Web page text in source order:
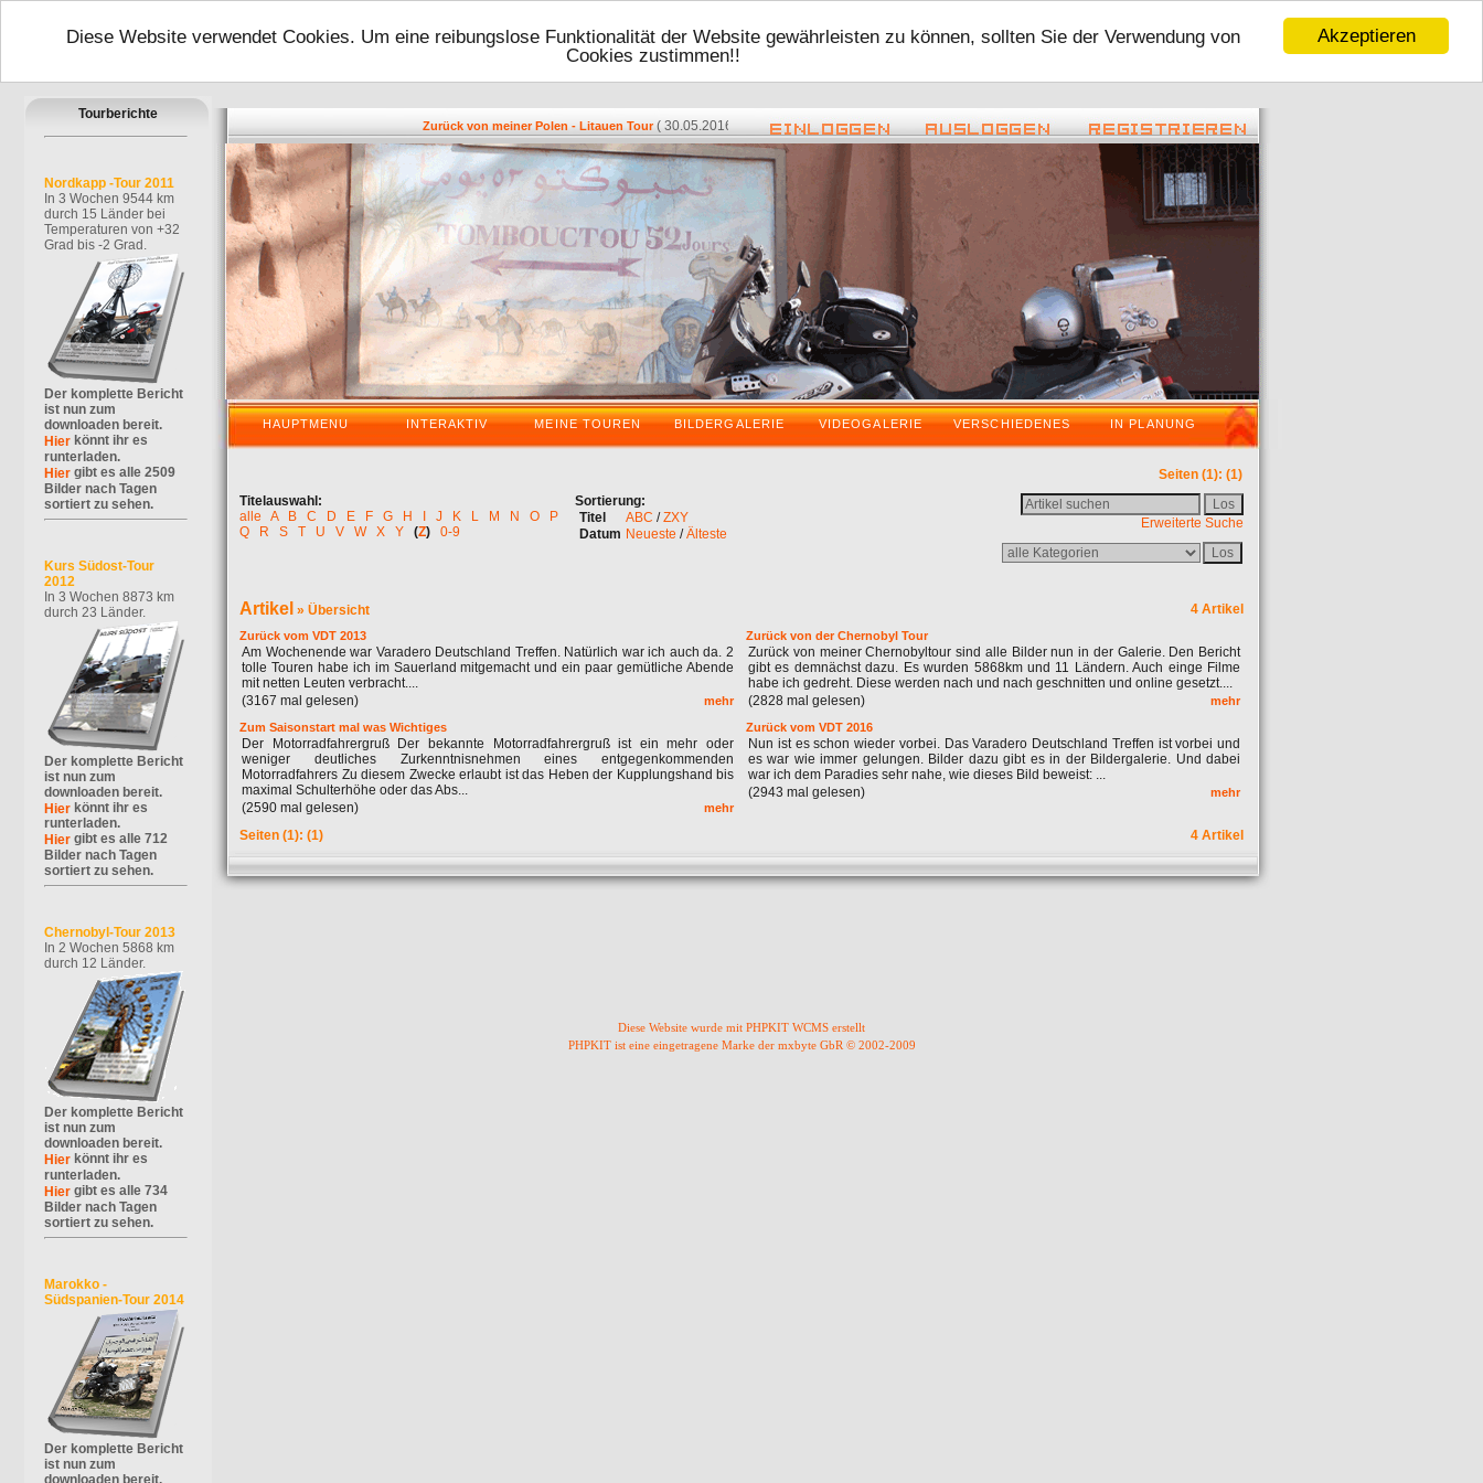
Akzeptieren
Diese Website verwendet Cookies. Um eine reibungslose Funktionalität der Website gewährleisten zu können, sollten Sie der Verwendung von
Cookies zustimmen!!
Zurück von meiner Polen - Litauen Tour( 30.05.2016 - 17:48 ) -Zurück vom VDT 2016 ( 08.05.2016 - 22:45 ) -Tour 2016( 06.01.2016 - 16:59 ) -
HAUPTMENU INTERAKTIV MEINE TOUREN BILDERGALERIE VIDEOGALERIE VERSCHIEDENES IN PLANUNG
Tourberichte
Nordkapp -Tour 2011
In 3 Wochen 9544 km
durch 15 Länder bei
Temperaturen von +32
Grad bis -2 Grad.
Der komplette Bericht
ist nun zum
downloaden bereit.
Hier könnt ihr es
runterladen.
Hier gibt es alle 2509
Bilder nach Tagen
sortiert zu sehen.
Kurs Südost-Tour
2012
In 3 Wochen 8873 km
durch 23 Länder.
Der komplette Bericht
ist nun zum
downloaden bereit.
Hier könnt ihr es
runterladen.
Hier gibt es alle 712
Bilder nach Tagen
sortiert zu sehen.
Chernobyl-Tour 2013
In 2 Wochen 5868 km
durch 12 Länder.
Der komplette Bericht
ist nun zum
downloaden bereit.
Hier könnt ihr es
runterladen.
Hier gibt es alle 734
Bilder nach Tagen
sortiert zu sehen.
Marokko -
Südspanien-Tour 2014
Der komplette Bericht
ist nun zum
downloaden bereit.
Seiten (1): (1)
Titelauswahl:
alle
A B C D E F G H J K L M N O
P
Q
R S T U V W X Y (Z) 0-9
Sortierung:
Titel
ABC /ZXY
Datum Neueste /Älteste
Erweiterte Suche
Artikel » Übersicht 4 Artikel
Zurück vom VDT 2013
Am Wochenende war Varadero Deutschland Treffen. Natürlich war ich auch da. 2
tolle Touren habe ich im Sauerland mitgemacht und ein paar gemütliche Abende
mit netten Leuten verbracht....
(3167 mal gelesen)
mehr
Zurück von der Chernobyl Tour
Zurück von meiner Chernobyltour sind alle Bilder nun in der Galerie. Den Bericht
gibt es demnächst dazu. Es wurden 5868km und 11 Ländern. Auch einge Filme
habe ich gedreht. Diese werden nach und nach geschnitten und online gesetzt....
(2828 mal gelesen)
mehr
Zum Saisonstart mal was Wichtiges
Der Motorradfahrergruß Der bekannte Motorradfahrergruß ist ein mehr oder
weniger deutliches Zurkenntnisnehmen eines entgegenkommenden
Motorradfahrers Zu diesem Zwecke erlaubt ist das Heben der Kupplungshand bis
maximal Schulterhöhe oder das Abs...
(2590 mal gelesen)
mehr
Zurück vom VDT 2016
Nun ist es schon wieder vorbei. Das Varadero Deutschland Treffen ist vorbei und
es war wie immer gelungen. Bilder dazu gibt es in der Bildergalerie. Und dabei
war ich dem Paradies sehr nahe, wie dieses Bild beweist: ...
(2943 mal gelesen)
mehr
Seiten (1): (1) 4 Artikel
Diese Website wurde mit PHPKIT WCMS erstellt
PHPKIT ist eine eingetragene Marke der mxbyte GbR © 2002-2009